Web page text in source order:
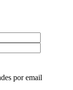
por email